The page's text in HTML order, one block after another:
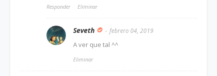
Responder Eliminar
Seveth febrero 04, 2019
A ver que tal ^^
Eliminar